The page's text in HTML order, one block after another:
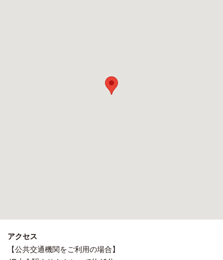
アクセス
【公共交通機関をご利用の場合】